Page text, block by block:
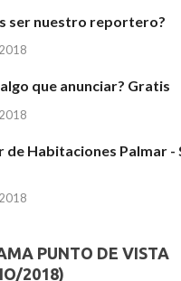
ser nuestro reportero?
que anunciar? Gratis
de Habitaciones Palmar -
PUNTO DE VISTA
2018)